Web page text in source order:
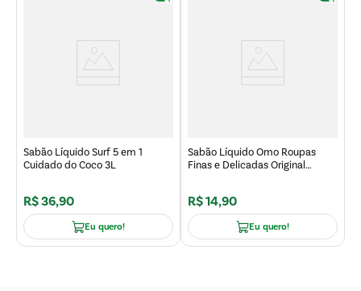
Sabão Líquido Surf 5 em 1
Cuidado do Coco 3L
R$36,90
Eu quero!
Sabão Líquido Omo Roupas
Finas e Delicadas Original
R$14,90
Eu quero!